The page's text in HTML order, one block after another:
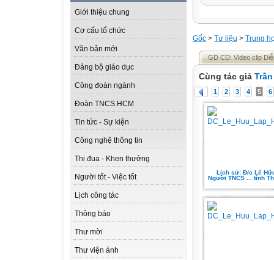
Giới thiệu chung
Cơ cấu tổ chức
Văn bản mới
Đảng bộ giáo dục
Công đoàn ngành
Đoàn TNCS HCM
Tin tức - Sự kiện
Công nghệ thông tin
Thi đua - Khen thưởng
Người tốt - Việc tốt
Lịch công tác
Thông báo
Thư mời
Thư viện ảnh
Gốc > Tư liệu > Trung
GD CD: Video clip
Cùng tác giả
1 2 3 4 5 6
Lịch sử: Đ/c Lê
Người TNCS ... tỉnh